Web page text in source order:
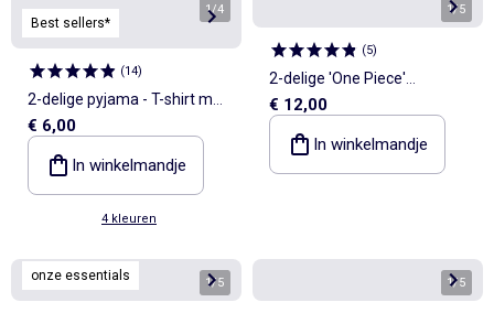
Best sellers*
1/4
(14)
2-delige pyjama - T-shirt met
lange mouwen + broek
€ 6,00
In winkelmandje
4 kleuren
1/5
(5)
2-delige 'One Piece'
pyjamaset
€ 12,00
In winkelmandje
onze essentials 1/5 1/5